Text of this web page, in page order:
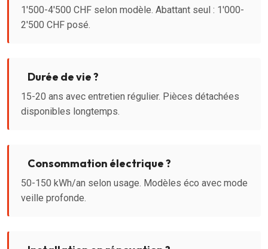
1'500-4'500 CHF selon modèle. Abattant seul : 1'000-
2'500 CHF posé.
Durée de vie ?
15-20 ans avec entretien régulier. Pièces détachées
disponibles longtemps.
Consommation électrique ?
50-150 kWh/an selon usage. Modèles éco avec mode
veille profonde.